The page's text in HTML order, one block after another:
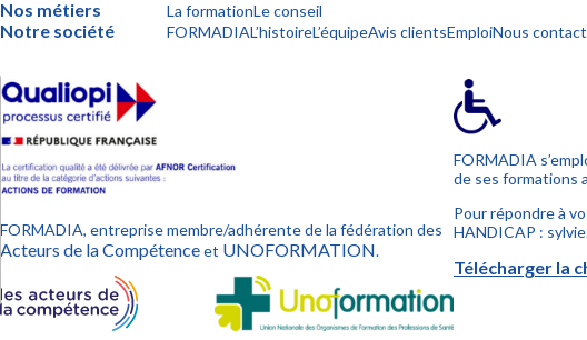
Nos métiers La formationLe conseil
Notre société FORMADIAL’histoireL’équipeAvis clientsEmploiNous
FORMADIA, entreprise membre/adhérente de la fédération des
Acteurs de la Compétenceet UNOFORMATION.
FORMADIA
de ses formations
Pour répondre à
HANDICAP :
Télécharger la